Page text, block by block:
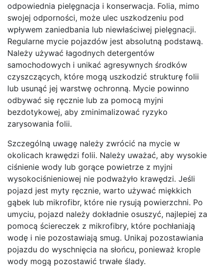
odpowiednia pielęgnacja i konserwacja. Folia, mimo
swojej odporności, może ulec uszkodzeniu pod
wpływem zaniedbania lub niewłaściwej pielęgnacji.
Regularne mycie pojazdów jest absolutną podstawą.
Należy używać łagodnych detergentów
samochodowych i unikać agresywnych środków
czyszczących, które mogą uszkodzić strukturę folii
lub usunąć jej warstwę ochronną. Mycie powinno
odbywać się ręcznie lub za pomocą myjni
bezdotykowej, aby zminimalizować ryzyko
zarysowania folii.
Szczególną uwagę należy zwrócić na mycie w
okolicach krawędzi folii. Należy uważać, aby wysokie
ciśnienie wody lub gorące powietrze z myjni
wysokociśnieniowej nie podważyło krawędzi. Jeśli
pojazd jest myty ręcznie, warto używać miękkich
gąbek lub mikrofibr, które nie rysują powierzchni. Po
umyciu, pojazd należy dokładnie osuszyć, najlepiej za
pomocą ściereczek z mikrofibry, które pochłaniają
wodę i nie pozostawiają smug. Unikaj pozostawiania
pojazdu do wyschnięcia na słońcu, ponieważ krople
wody mogą pozostawić trwałe ślady.